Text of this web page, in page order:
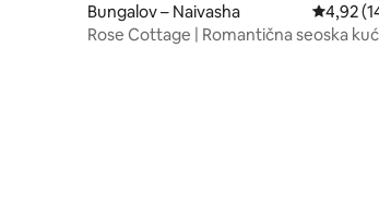
Bungalov – Naivasha
4,92
Rose Cottage | Romantična seoska